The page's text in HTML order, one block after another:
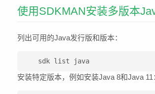
使用SDKMAN安装多版本
列出可用的Java发行版和版本：
sdk list java
安装特定版本，例如安装Java 8和Java 11